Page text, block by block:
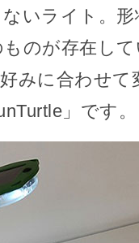
いライト。
のが存在し
みに合わせ
」です。